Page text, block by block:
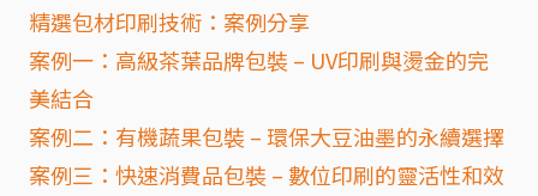
精選包材印刷技術：案例分享
案例一：高級茶葉品牌包裝 – UV印刷與燙金的完
美結合
案例二：有機蔬果包裝 – 環保大豆油墨的永續選擇
案例三：快速消費品包裝 – 數位印刷的靈活性和效